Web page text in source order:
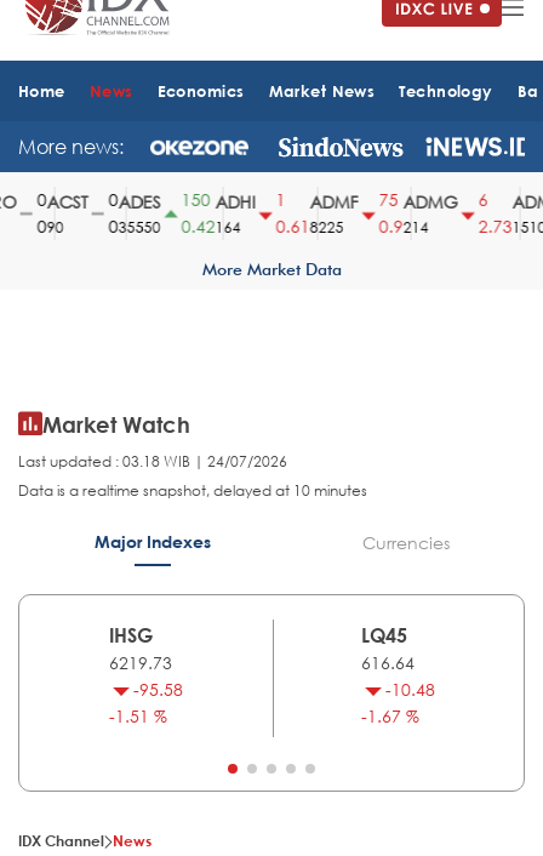
Home News Economics Market News Technology
More news:
ACST
90
ADES
35550
150
0.42
ADHI
164
0.61
ADMF
8225
75
0.9
ADMG
214
2.731510
More Market Data
Market Watch
Last updated : 03.18 WIB | 24/07/2026
Data is a realtime snapshot, delayed at 10 minutes
Major Indexes Currencies
IHSG
6219.73
-95.58
-1.51 %
LQ45
616.64
-10.48
-1.67 %
IDX Channel News